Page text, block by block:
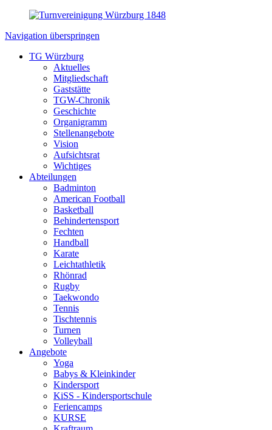
Navigation überspringen
TG Würzburg
Aktuelles
Mitgliedschaft
Gaststätte
TGW-Chronik
Geschichte
Organigramm
Stellenangebote
Vision
Aufsichtsrat
Wichtiges
Abteilungen
Badminton
American Football
Basketball
Behindertensport
Fechten
Handball
Karate
Leichtathletik
Rhönrad
Rugby
Taekwondo
Tennis
Tischtennis
Turnen
Volleyball
Angebote
Yoga
Babys & Kleinkinder
Kindersport
KiSS - Kindersportschule
Feriencamps
KURSE